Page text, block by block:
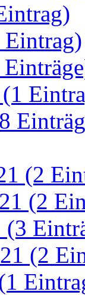
(2
(2
(3
(2